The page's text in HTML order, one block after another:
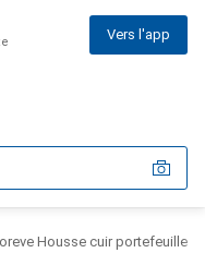
Vers l'app
Housse cuir portefeuille